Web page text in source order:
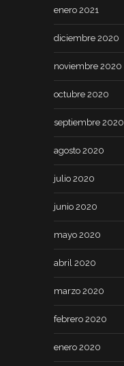
enero 2021
diciembre 2020
noviembre 2020
octubre 2020
septiembre 2020
agosto 2020
julio 2020
junio 2020
mayo 2020
abril 2020
marzo 2020
febrero 2020
enero 2020